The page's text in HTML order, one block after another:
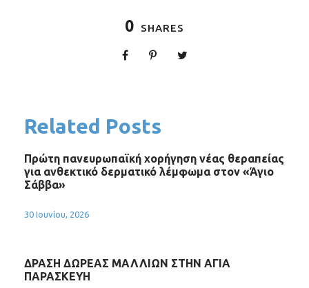
0 SHARES
Related Posts
Πρώτη πανευρωπαϊκή χορήγηση νέας θεραπείας
για ανθεκτικό δερματικό λέμφωμα στον «Άγιο
Σάββα»
30 Ιουνίου, 2026
ΔΡΑΣΗ ΔΩΡΕΑΣ ΜΑΛΛΙΩΝ ΣΤΗΝ ΑΓΙΑ
ΠΑΡΑΣΚΕΥΗ